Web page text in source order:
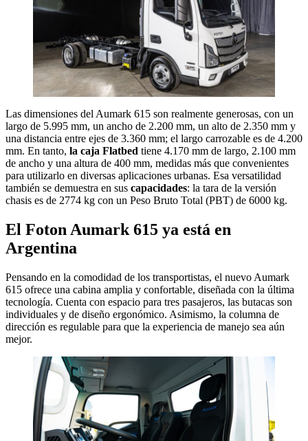
Las dimensiones del Aumark 615 son realmente generosas, con un
largo de 5.995 mm, un ancho de 2.200 mm, un alto de 2.350 mm y
una distancia entre ejes de 3.360 mm; el largo carrozable es de 4.200
mm. En tanto, la caja Flatbed tiene 4.170 mm de largo, 2.100 mm
de ancho y una altura de 400 mm, medidas más que convenientes
para utilizarlo en diversas aplicaciones urbanas. Esa versatilidad
también se demuestra en sus capacidades: la tara de la versión
chasis es de 2774 kg con un Peso Bruto Total (PBT) de 6000 kg.
El Foton Aumark 615 ya está en
Argentina
Pensando en la comodidad de los transportistas, el nuevo Aumark
615 ofrece una cabina amplia y confortable, diseñada con la última
tecnología. Cuenta con espacio para tres pasajeros, las butacas son
individuales y de diseño ergonómico. Asimismo, la columna de
dirección es regulable para que la experiencia de manejo sea aún
mejor.